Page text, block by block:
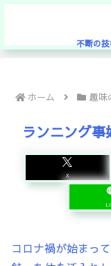
不断の
ホーム 趣味
ランニング事
X
コロナ禍が始まっ